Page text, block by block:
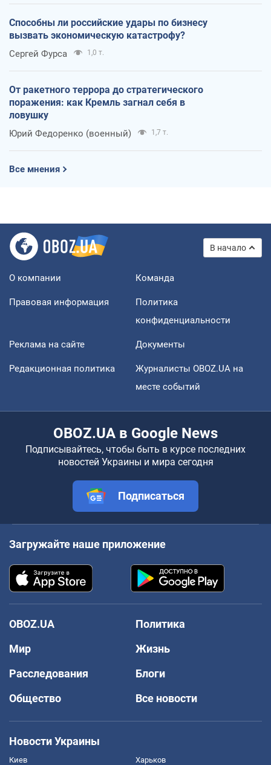
Способны ли российские удары по бизнесу
вызвать экономическую катастрофу?
Сергей Фурса 1,0 т.
От ракетного террора до стратегического
поражения: как Кремль загнал себя в
ловушку
Юрий Федоренко (военный) 1,7 т.
Все мнения
В начало
О компании Команда
Правовая информация
Политика
конфиденциальности
Реклама на сайте Документы
Редакционная политика
Журналисты OBOZ.UA на
месте событий
OBOZ.UA в Google News
Подписывайтесь, чтобы быть в курсе последних
новостей Украины и мира сегодня
Подписаться
Загружайте наше приложение
OBOZ.UA
Политика
Мир
Жизнь
Расследования
Блоги
Общество
Все новости
Новости Украины
Киев Харьков